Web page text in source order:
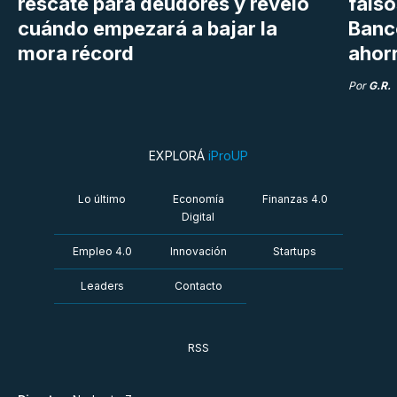
cuándo empezará a bajar la
mora récord
Por G.R.
EXPLORÁ iProUP
Lo último
Economía
Digital
Finanzas 4.0
Empleo 4.0 Innovación Startups
Leaders Contacto
RSS